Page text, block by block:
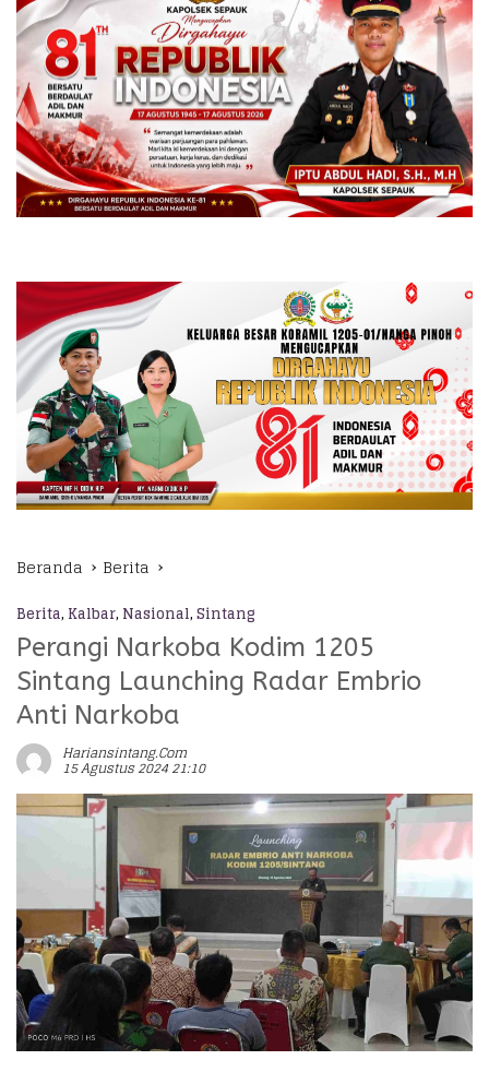
Beranda Berita
Berita, Kalbar, Nasional,Sintang
Perangi Narkoba Kodim 1205
Sintang Launching Radar Embrio
Anti Narkoba
Hariansintang.com
15 Agustus 2024 21:10